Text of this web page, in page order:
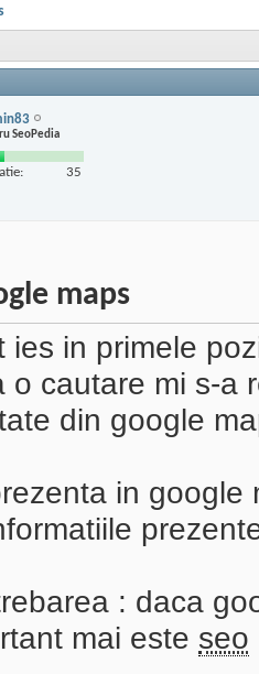
SeoPedia
35
maps
ies in primele
o cautare mi s-a
din google
in
: daca
mai este seo